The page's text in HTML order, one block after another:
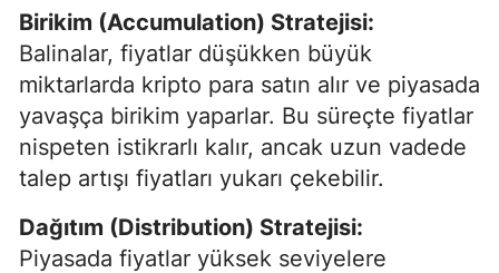
Birikim (Accumulation) Stratejisi:
Balinalar, fiyatlar düşükken büyük
miktarlarda kripto para satın alır ve piyasada
yavaşça birikim yaparlar. Bu süreçte fiyatlar
nispeten istikrarlı kalır, ancak uzun vadede
talep artışı fiyatları yukarı çekebilir.
Dağıtım (Distribution) Stratejisi:
Piyasada fiyatlar yüksek seviyelere